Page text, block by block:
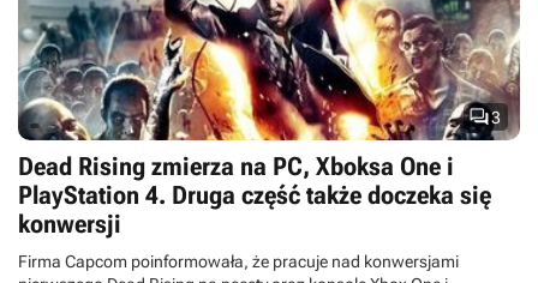
3
Dead Rising zmierza na PC, Xboksa One i
PlayStation 4. Druga część także doczeka się
konwersji
Firma Capcom poinformowała, że pracuje nad konwersjami